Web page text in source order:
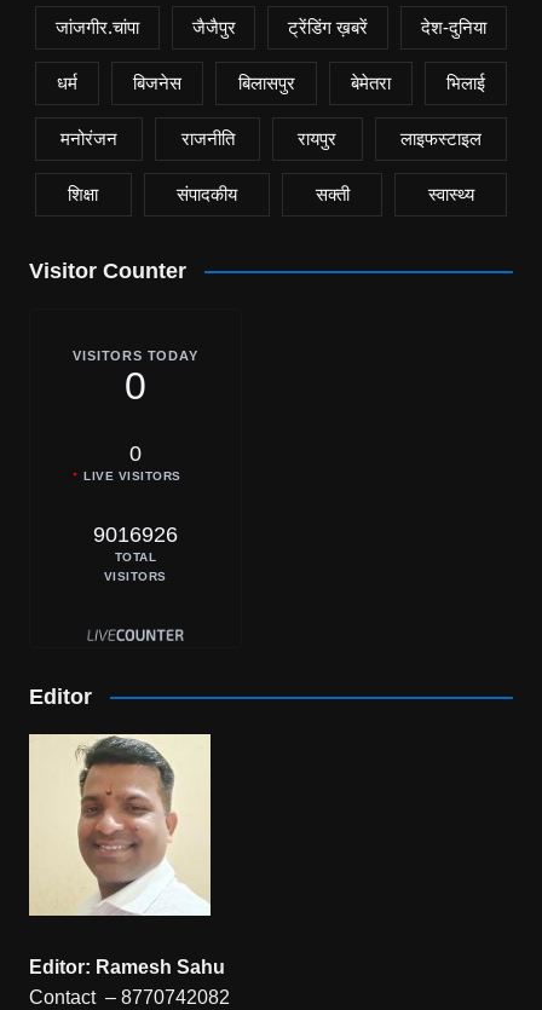
जांजगीर.चांपा जैजैपुर ट्रेंडिंग ख़बरें देश-दुनिया
धर्म बिजनेस बिलासपुर बेमेतरा भिलाई
मनोरंजन राजनीति रायपुर लाइफस्टाइल
शिक्षा संपादकीय सक्ती स्वास्थ्य
Visitor Counter
VISITORS TODAY
0
0
LIVE VISITORS
9016926
TOTAL
VISITORS
Editor
Editor: Ramesh Sahu
Contact – 8770742082